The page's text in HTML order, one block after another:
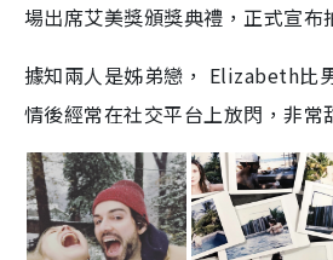
場出席艾美獎頒獎典禮，正式宣布
據知兩人是姊弟戀， Elizabeth比
情後經常在社交平台上放閃，非常